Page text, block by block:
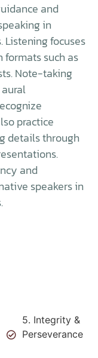
and
in
Listening focuses
formats such as
Note-taking
practice
details through
and
speakers in
5. Integrity &
Perseverance